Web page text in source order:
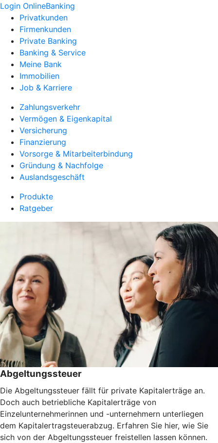
Login OnlineBanking
Privatkunden
Firmenkunden
Private Banking
Banking & Service
Meine Bank
Immobilien
Job & Karriere
Zahlungsverkehr
Vermögen & Eigenkapital
Versicherung
Finanzierung
Vorsorge & Mitarbeiterbindung
Gründung & Nachfolge
Auslandsgeschäft
Produkte
Ratgeber
Abgeltungssteuer
Die Abgeltungssteuer fällt für private Kapitalerträge an.
Doch auch betriebliche Kapitalerträge von
Einzelunternehmerinnen und -unternehmern unterliegen
dem Kapitalertragsteuerabzug. Erfahren Sie hier, wie Sie
sich von der Abgeltungssteuer freistellen lassen können.